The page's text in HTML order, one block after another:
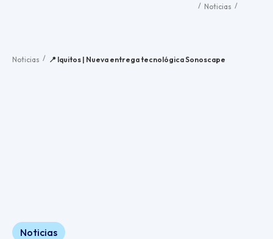
/ Noticias /
Noticias / 📍 Iquitos | Nueva entrega tecnológica Sonoscape
Noticias